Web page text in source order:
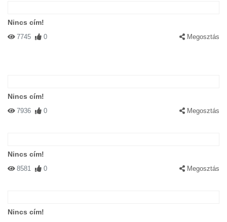
Nincs cím!
7745 0 Megosztás
Nincs cím!
7936 0 Megosztás
Nincs cím!
8581 0 Megosztás
Nincs cím!